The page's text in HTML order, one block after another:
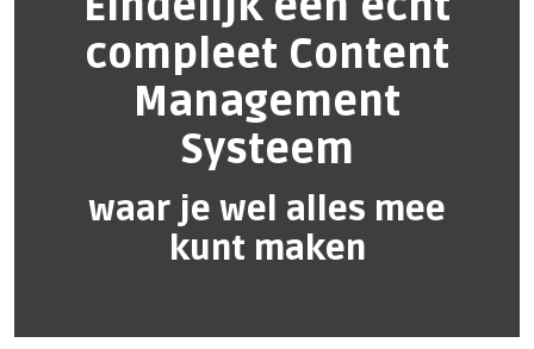
compleet Content
Management
Systeem
waar je wel alles mee
kunt maken